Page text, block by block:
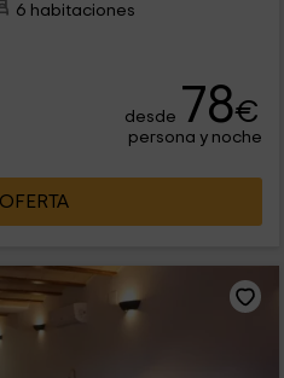
6 habitaciones
desde 78€
persona y noche